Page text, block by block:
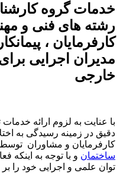
خدمات گروه
رشته های فنی و
کارفرمایان ،
مدیران اجرایی
خارجی
با عنایت به لزوم ارائه
دقیق در زمینه رسیدگی به
کارفرمایان و مشاوران توسط
ساختمان و با توجه به اینکه
توان علمی و اجرایی خود را